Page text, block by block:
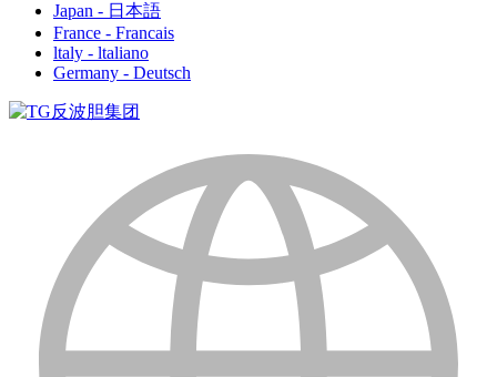
Japan - 日本語
France - Francais
ltaly - ltaliano
Germany - Deutsch